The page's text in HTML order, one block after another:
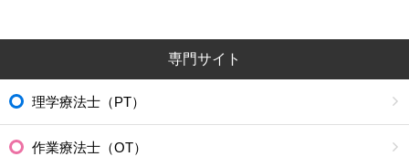
専門サイト
理学療法士（PT）
作業療法士（OT）